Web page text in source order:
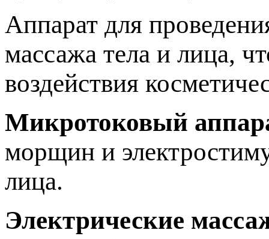
Аппарат для
массажа тела и лица,
воздействия
Микротоковый
морщин и
лица.
Электрические